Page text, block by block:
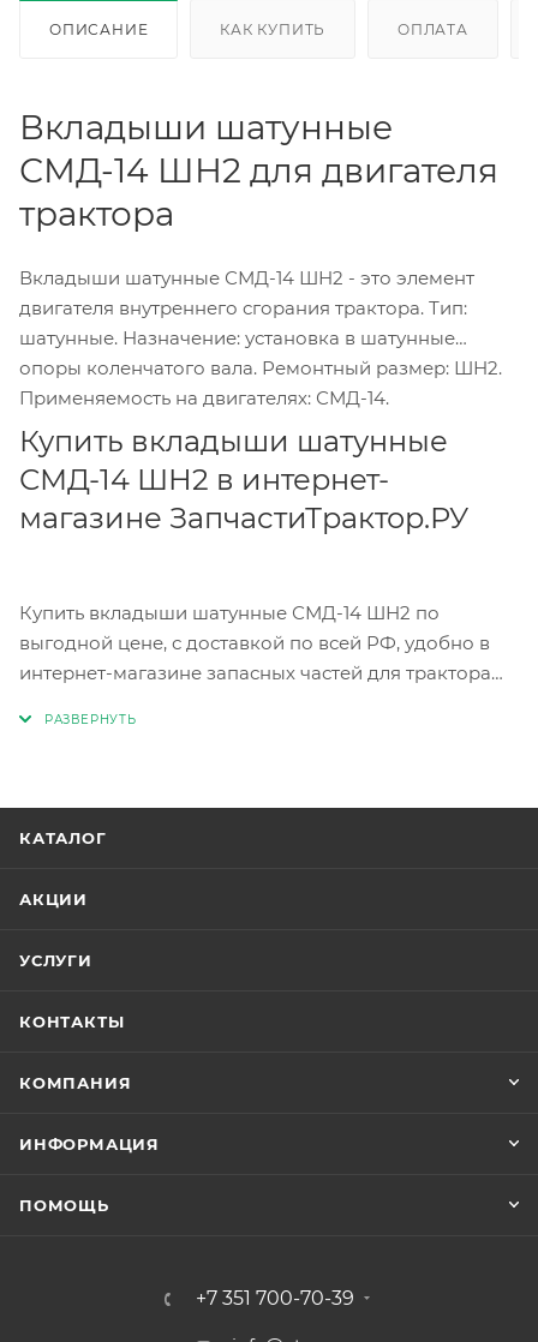
ОПИСАНИЕ КАК КУПИТЬ ОПЛАТА
Вкладыши шатунные
СМД-14 ШН2 для двигателя
трактора
Вкладыши шатунные СМД-14 ШН2 - это элемент
двигателя внутреннего сгорания трактора. Тип:
шатунные. Назначение: установка в шатунные
опоры коленчатого вала. Ремонтный размер: ШН2.
Применяемость на двигателях: СМД-14.
Купить вкладыши шатунные
СМД-14 ШН2 в интернет-
магазине ЗапчастиТрактор.РУ
Купить вкладыши шатунные СМД-14 ШН2 по
выгодной цене, с доставкой по всей РФ, удобно в
интернет-магазине запасных частей для трактора
вами; перейдите в раздел «контакты» и отправьте
бесплатному номеру. Интернет-магазин
запасных частей двигателя для тракторов МТЗ,
розничные и оптовые поставки с доставкой в любой
КАТАЛОГ
АКЦИИ
УСЛУГИ
КОНТАКТЫ
КОМПАНИЯ
ИНФОРМАЦИЯ
ПОМОЩЬ
+7 351 700-70-39